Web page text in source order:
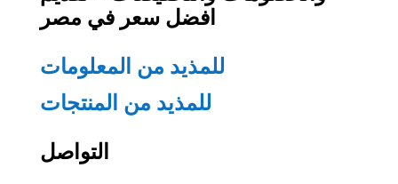
افضل سعر في مصر
للمذيد من المعلومات
للمذيد من المنتجات
التواصل